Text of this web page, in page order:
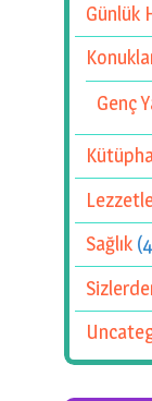
Günlük
Genç
Sağlık